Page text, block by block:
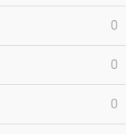
0
0
0